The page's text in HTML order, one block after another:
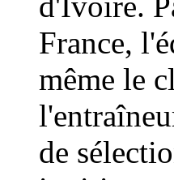
France,
même le
de